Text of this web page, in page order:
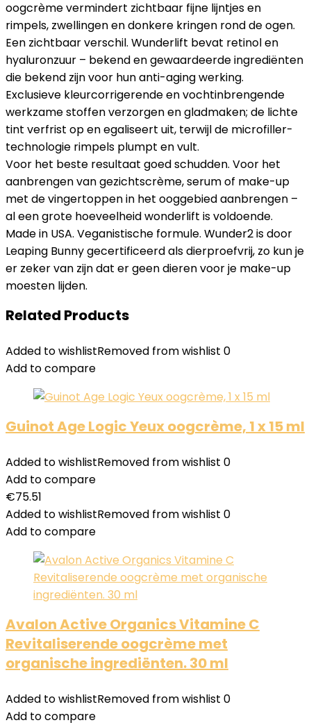
oogcrème vermindert zichtbaar fijne lijntjes en
rimpels, zwellingen en donkere kringen rond de ogen.
Een zichtbaar verschil. Wunderlift bevat retinol en
hyaluronzuur – bekend en gewaardeerde ingrediënten
die bekend zijn voor hun anti-aging werking.
Exclusieve kleurcorrigerende en vochtinbrengende
werkzame stoffen verzorgen en gladmaken; de lichte
tint verfrist op en egaliseert uit, terwijl de microfiller-
technologie rimpels plumpt en vult.
Voor het beste resultaat goed schudden. Voor het
aanbrengen van gezichtscrème, serum of make-up
met de vingertoppen in het ooggebied aanbrengen –
al een grote hoeveelheid wonderlift is voldoende.
Made in USA. Veganistische formule. Wunder2 is door
Leaping Bunny gecertificeerd als dierproefvrij, zo kun je
er zeker van zijn dat er geen dieren voor je make-up
moesten lijden.
Related Products
Added to wishlistRemoved from wishlist 0
Add to compare
Guinot Age Logic Yeux oogcrème, 1 x 15 ml
Added to wishlistRemoved from wishlist 0
Add to compare
€75.51
Added to wishlistRemoved from wishlist 0
Add to compare
Avalon Active Organics Vitamine C
Revitaliserende oogcrème met
organische ingrediënten. 30 ml
Added to wishlistRemoved from wishlist 0
Add to compare